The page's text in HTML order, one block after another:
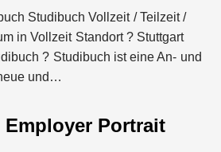
Studibuch Vollzeit / Teilzeit /
in Vollzeit Standort ? Stuttgart
? Studibuch ist eine An- und
und…
Portrait
Simulationsdienstleistung in
Minuten statt Wochen:
FiniteNow ermöglicht
Angebotskalkulation für
Pyck im Employer Portrait